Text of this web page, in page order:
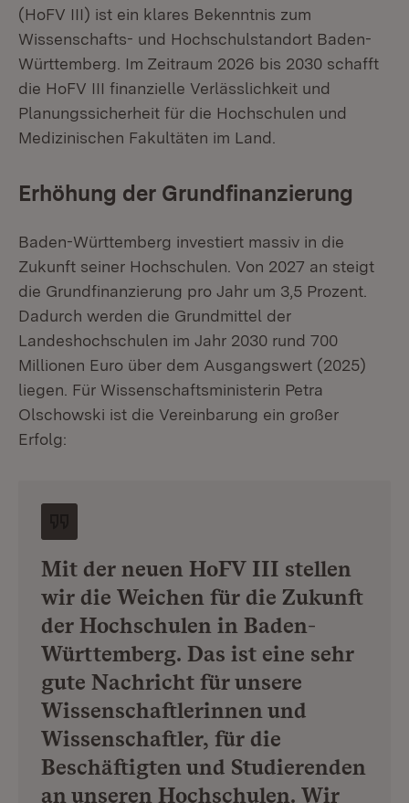
(HoFV III) ist ein klares Bekenntnis zum
Wissenschafts- und Hochschulstandort Baden-
Württemberg. Im Zeitraum 2026 bis 2030 schafft
die HoFV III finanzielle Verlässlichkeit und
Planungssicherheit für die Hochschulen und
Medizinischen Fakultäten im Land.
Erhöhung der Grundfinanzierung
Baden-Württemberg investiert massiv in die
Zukunft seiner Hochschulen. Von 2027 an steigt
die Grundfinanzierung pro Jahr um 3,5 Prozent.
Dadurch werden die Grundmittel der
Landeshochschulen im Jahr 2030 rund 700
Millionen Euro über dem Ausgangswert (2025)
liegen. Für Wissenschaftsministerin Petra
Olschowski ist die Vereinbarung ein großer
Erfolg:
Mit der neuen HoFV III stellen
wir die Weichen für die Zukunft
der Hochschulen in Baden-
Württemberg. Das ist eine sehr
gute Nachricht für unsere
Wissenschaftlerinnen und
Wissenschaftler, für die
Beschäftigten und Studierenden
an unseren Hochschulen. Wir